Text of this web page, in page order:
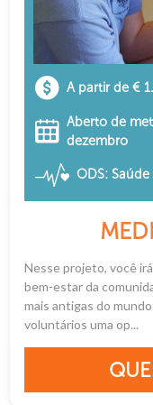
A partir de €
Aberto de
dezembro
ODS:
Nesse projeto, você
bem-estar da
mais antigas do
voluntários uma op...